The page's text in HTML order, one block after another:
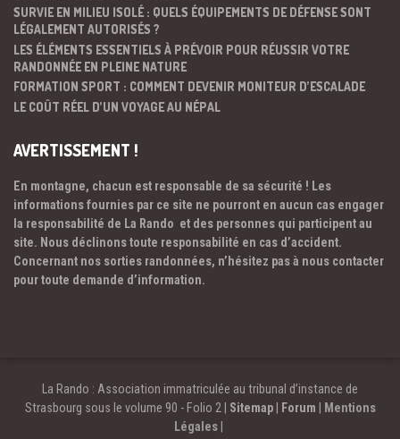
SURVIE EN MILIEU ISOLÉ : QUELS ÉQUIPEMENTS DE DÉFENSE SONT
LÉGALEMENT AUTORISÉS ?
LES ÉLÉMENTS ESSENTIELS À PRÉVOIR POUR RÉUSSIR VOTRE
RANDONNÉE EN PLEINE NATURE
FORMATION SPORT : COMMENT DEVENIR MONITEUR D’ESCALADE
LE COÛT RÉEL D’UN VOYAGE AU NÉPAL
AVERTISSEMENT !
En montagne, chacun est responsable de sa sécurité ! Les
informations fournies par ce site ne pourront en aucun cas engager
la responsabilité de La Rando et des personnes qui participent au
site. Nous déclinons toute responsabilité en cas d’accident.
Concernant nos sorties randonnées, n’hésitez pas à nous contacter
pour toute demande d’information.
La Rando : Association immatriculée au tribunal d’instance de
Strasbourg sous le volume 90 - Folio 2 | Sitemap| Forum | Mentions
Légales |